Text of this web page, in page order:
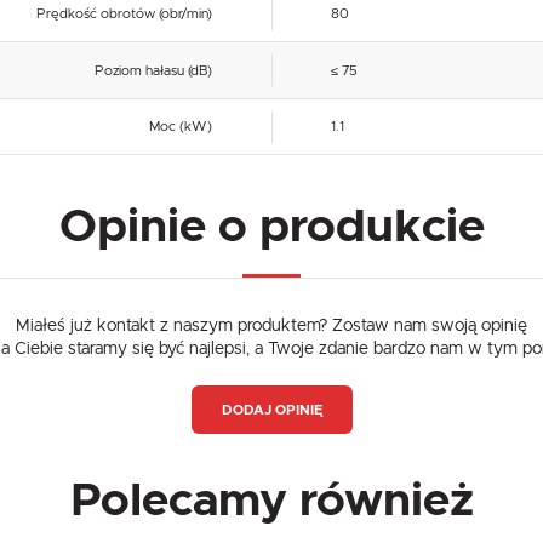
Prędkość obrotów (obr/min) 80
Poziom hałasu (dB) ≤ 75
Moc (kW) 1.1
Opinie o produkcie
Miałeś już kontakt z naszym produktem? Zostaw nam swoją opinię
Ciebie staramy się być najlepsi, a Twoje zdanie bardzo nam w tym
DODAJ OPINIĘ
Polecamy również